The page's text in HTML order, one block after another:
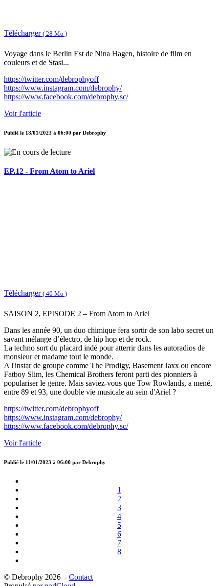
Télécharger ( 28 Mo )
Voyage dans le Berlin Est de Nina Hagen, histoire de film en
couleurs et de Stasi...
https://twitter.com/debrophyoff
https://www.instagram.com/debrophy/
https://www.facebook.com/debrophy.sc/
Voir l'article
Publié le 18/01/2023 à 06:00 par Debrophy
EP.12 - From Atom to Ariel
Télécharger ( 40 Mo )
SAISON 2, EPISODE 2 – From Atom to Ariel
Dans les année 90, un duo chimique fera sortir de son labo secret un
savant mélange d’électro, de hip hop et de rock.
La techno sort du placard indé pour atterrir dans les autoradios de
monsieur et madame tout le monde.
A l'instar de groupe comme The Prodigy, Basement Jaxx ou encore
Fatboy Slim, les Chemical Brothers feront parti des pionniers à
populariser le genre. Mais saviez-vous que Tow Rowlands, a mené,
entre 89 et 93, une double vie musicale au sein d'Ariel ?
https://twitter.com/debrophyoff
https://www.instagram.com/debrophy/
https://www.facebook.com/debrophy.sc/
Voir l'article
Publié le 11/01/2023 à 06:00 par Debrophy
1
2
3
4
5
6
7
8
© Debrophy 2026 - Contact